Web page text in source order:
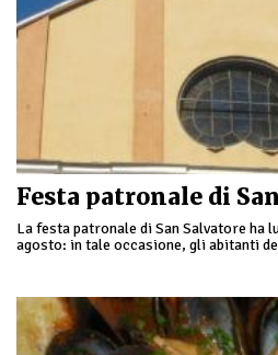
La festa patronale di San Salvatore ha
agosto: in tale occasione, gli abitanti